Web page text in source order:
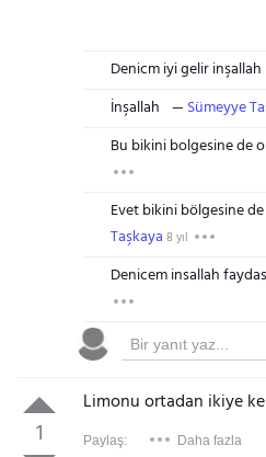
Denicm iyi gelir inşallah
İnşallah Sümeyye
Bu bikini bolgesine de
Evet bikini bölgesine
Taşkaya 8 yıl
Denicem insallah
1
Limonu ortadan ikiye
Paylaş: Daha fazla